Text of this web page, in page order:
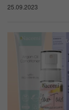
25.09.2023